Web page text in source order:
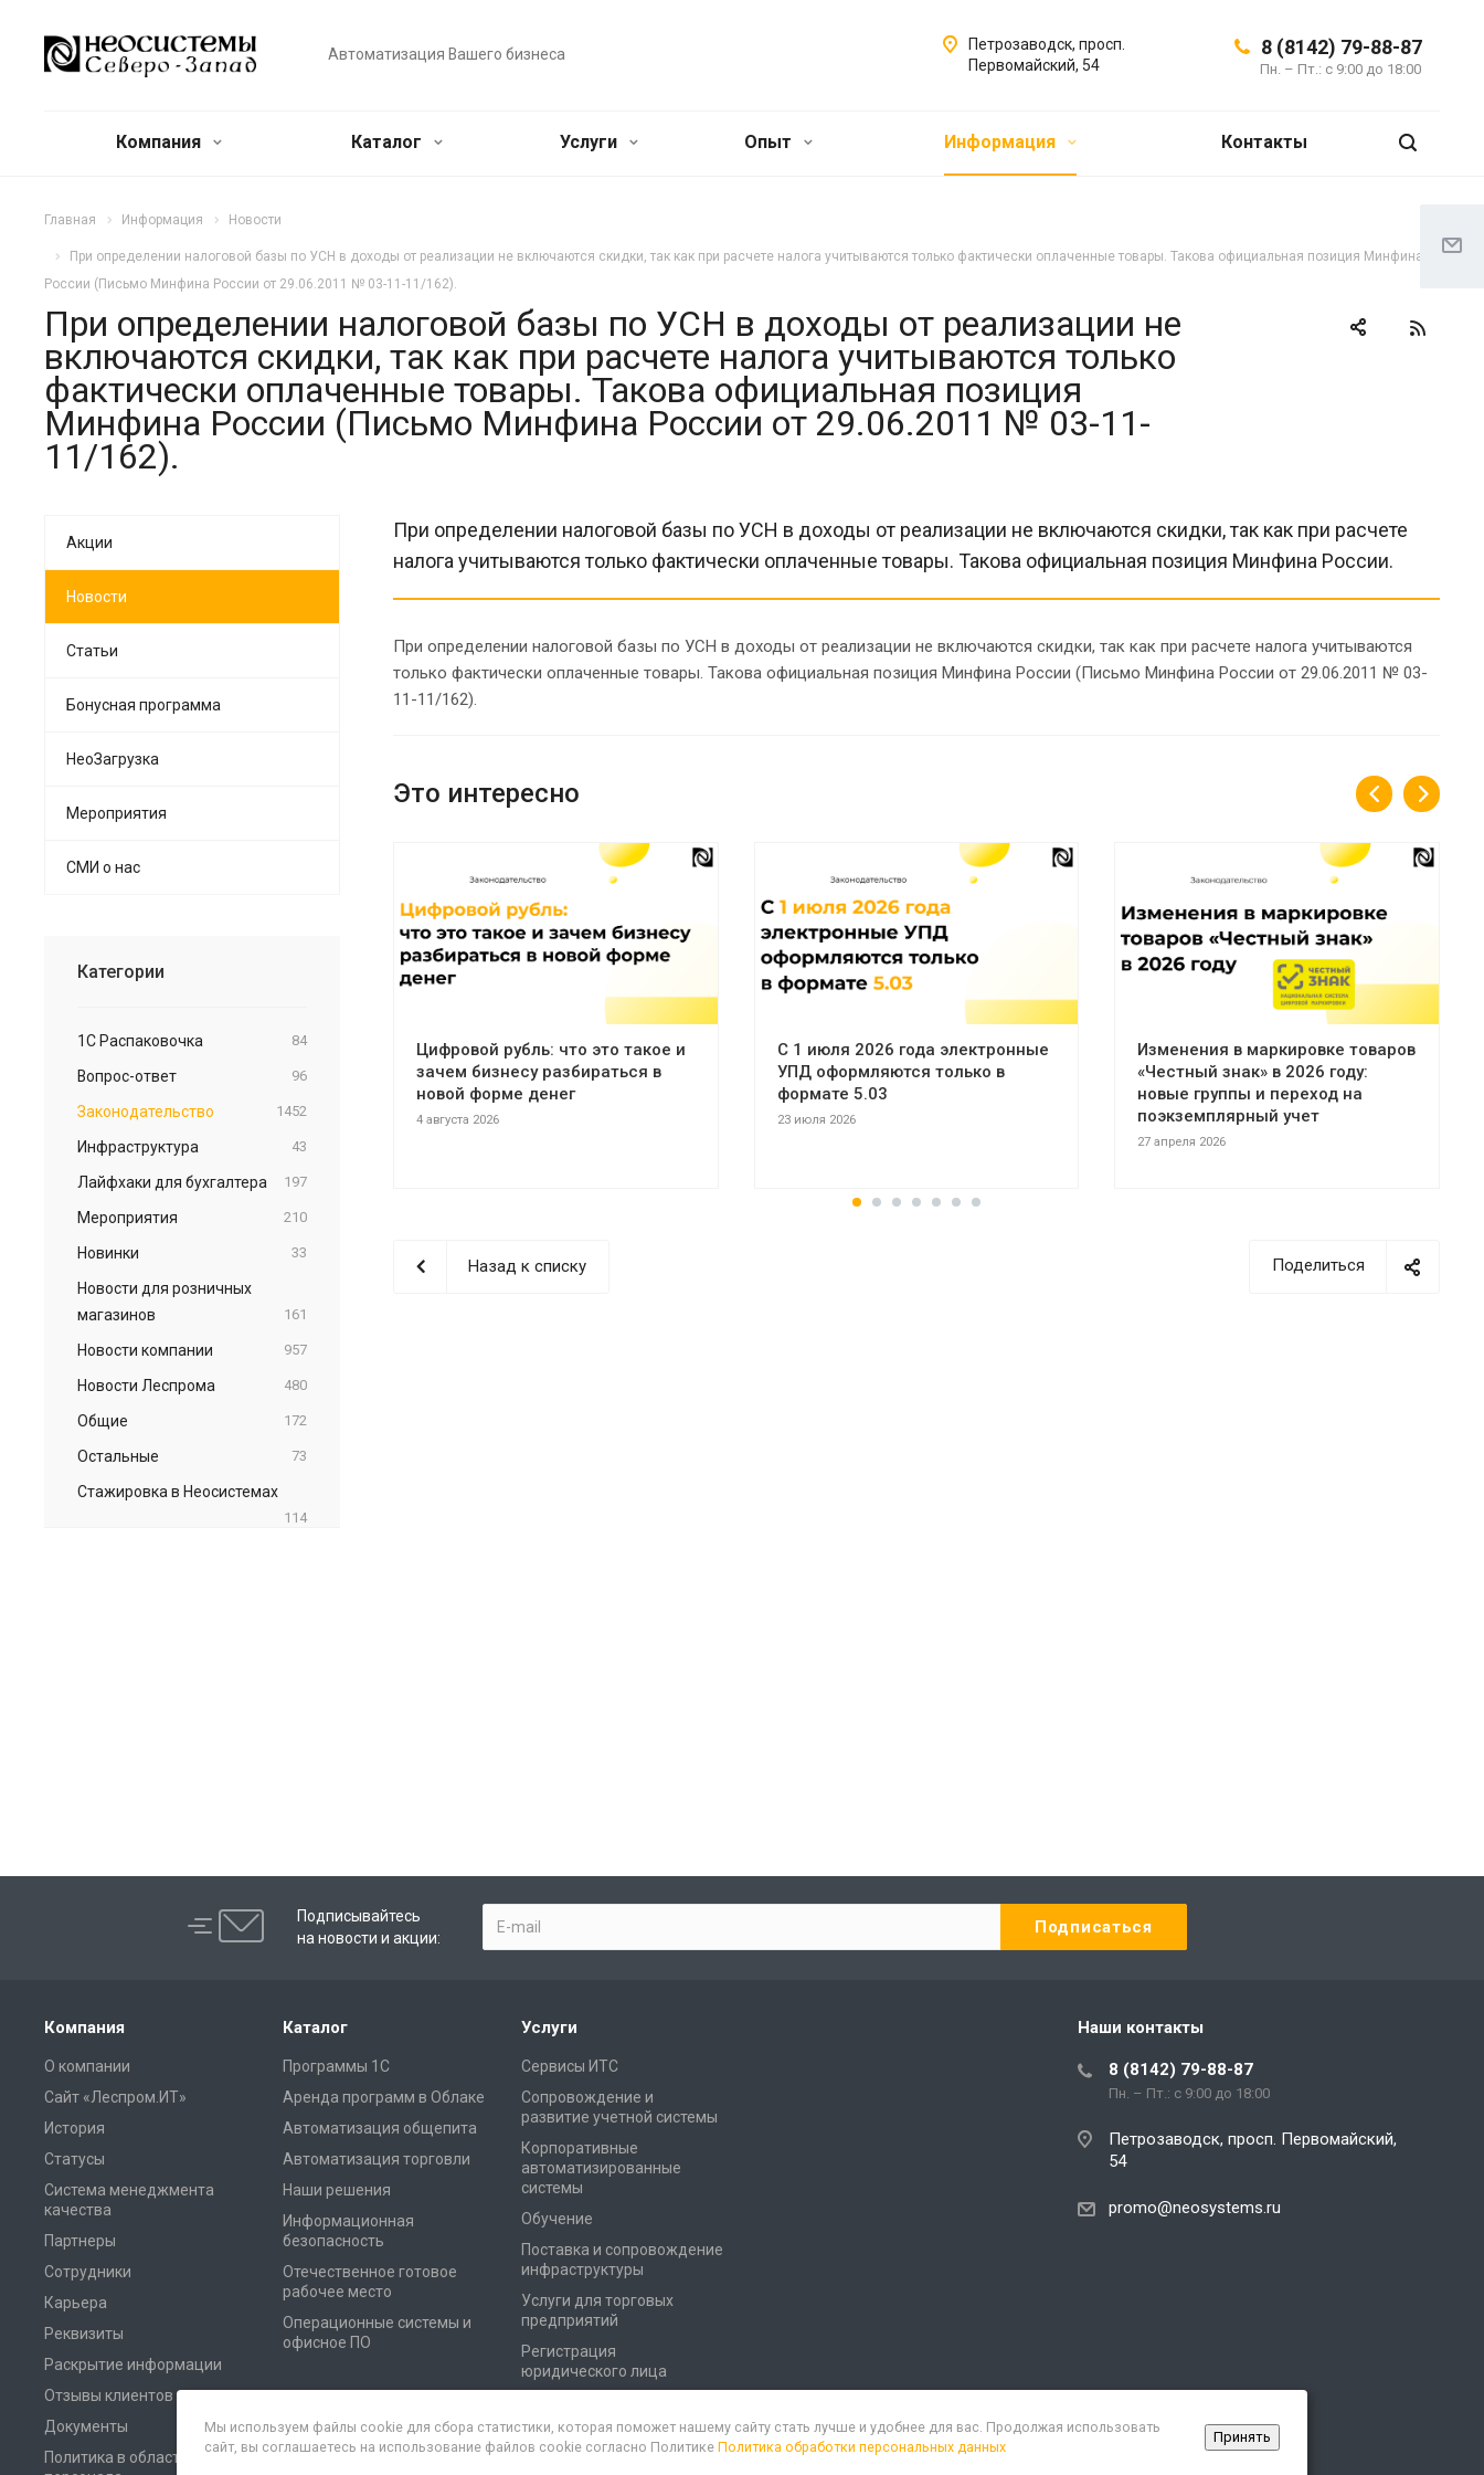
Автоматизация Вашего бизнеса 8 (8142) 79-88-87
Пн. – Пт.: с 9:00 до 18:00
Петрозаводск, просп.
Первомайский, 54
Компания Каталог Услуги Опыт Информация Контакты
Главная Информация Новости
При определении налоговой базы по УСН в доходы от реализации не включаются скидки, так как при расчете налога учитываются только фактически оплаченные товары. Такова официальная позиция Минфина
России (Письмо Минфина России от 29.06.2011 № 03-11-11/162).
При определении налоговой базы по УСН в доходы от реализации не
включаются скидки, так как при расчете налога учитываются только
фактически оплаченные товары. Такова официальная позиция
Минфина России (Письмо Минфина России от 29.06.2011 № 03-11-
11/162).
При определении налоговой базы по УСН в доходы от реализации не включаются скидки, так как при расчете
налога учитываются только фактически оплаченные товары. Такова официальная позиция Минфина России.
При определении налоговой базы по УСН в доходы от реализации не включаются скидки, так как при расчете налога учитываются
только фактически оплаченные товары. Такова официальная позиция Минфина России (Письмо Минфина России от 29.06.2011 № 03-
11-11/162).
Это интересно
Цифровой рубль: что это такое и
зачем бизнесу разбираться в
новой форме денег
4 августа 2026
С 1 июля 2026 года электронные
УПД оформляются только в
формате 5.03
23 июля 2026
Изменения в маркировке товаров
«Честный знак» в 2026 году:
новые группы и переход на
поэкземплярный учет
27 апреля 2026
Поделиться
Назад к списку
Акции
Новости
Статьи
Бонусная программа
НеоЗагрузка
Мероприятия
СМИ о нас
Категории
1С Распаковочка 84
Вопрос-ответ 96
Законодательство 1452
Инфраструктура 43
Лайфхаки для бухгалтера 197
Мероприятия 210
Новинки 33
Новости для розничных
магазинов
161
Новости компании 957
Новости Леспрома 480
Общие 172
Остальные 73
Стажировка в Неосистемах
114
Подписывайтесь
на новости и акции:
Компания
О компании
Сайт «Леспром.ИТ»
История
Статусы
Система менеджмента
качества
Партнеры
Сотрудники
Карьера
Реквизиты
Раскрытие информации
Отзывы клиентов
Документы
Политика в области
Каталог
Программы 1С
Аренда программ в Облаке
Автоматизация общепита
Автоматизация торговли
Наши решения
Информационная
безопасность
Отечественное готовое
рабочее место
Операционные системы и
офисное ПО
Услуги
Сервисы ИТС
Сопровождение и
развитие учетной системы
Корпоративные
автоматизированные
системы
Обучение
Поставка и сопровождение
инфраструктуры
Услуги для торговых
предприятий
Регистрация
юридического лица
Наши контакты
8 (8142) 79-88-87
Пн. – Пт.: с 9:00 до 18:00
Петрозаводск, просп. Первомайский,
54
promo@neosystems.ru
Мы используем файлы cookie для сбора статистики, которая поможет нашему сайту стать лучше и удобнее для вас. Продолжая использовать
сайт, вы соглашаетесь на использование файлов cookie согласно Политике Политика обработки персональных данных
Принять